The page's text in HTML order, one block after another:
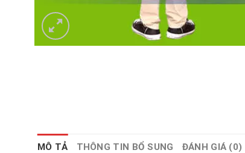
MÔ TẢ THÔNG TIN BỔ SUNG ĐÁNH GIÁ (0)